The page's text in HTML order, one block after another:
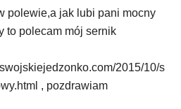
polewie,a jak lubi pani mocny
to polecam mój sernik
2015/10/s
, pozdrawiam